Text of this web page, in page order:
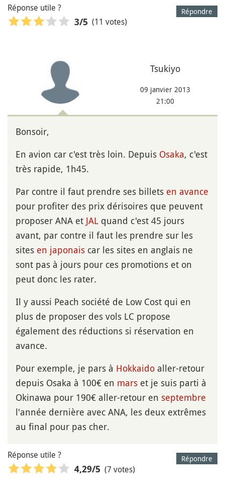
Répondre
Réponse utile ?
3/5 (11 votes)
Tsukiyo
09 janvier 2013
21:00
Bonsoir,
En avion car c'est très loin. Depuis Osaka, c'est
très rapide, 1h45.
Par contre il faut prendre ses billets en avance
pour profiter des prix dérisoires que peuvent
proposer ANA et JAL quand c'est 45 jours
avant, par contre il faut les prendre sur les
sites en japonais car les sites en anglais ne
sont pas à jours pour ces promotions et on
peut donc les rater.
Il y aussi Peach société de Low Cost qui en
plus de proposer des vols LC propose
également des réductions si réservation en
avance.
Pour exemple, je pars à Hokkaido aller-retour
depuis Osaka à 100€ en mars et je suis parti à
Okinawa pour 190€ aller-retour en septembre
l'année dernière avec ANA, les deux extrêmes
au final pour pas cher.
Répondre
Réponse utile ?
4,29/5 (7 votes)